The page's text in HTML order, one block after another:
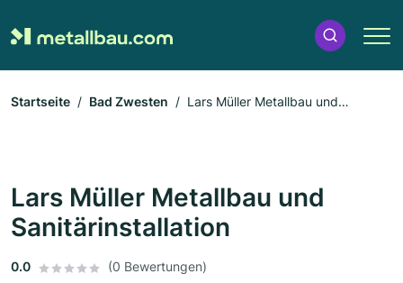
Startseite Bad Zwesten
Lars Müller Metallbau und
Lars Müller Metallbau und
Sanitärinstallation
0.0 (0 Bewertungen)